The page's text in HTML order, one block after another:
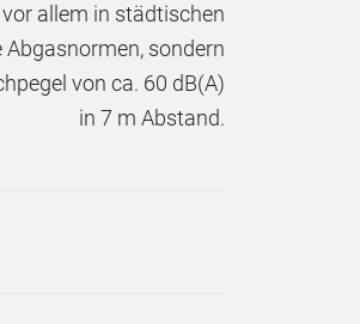
allem in städtischen
sondern
von ca. 60 dB(A)
in 7 m Abstand.